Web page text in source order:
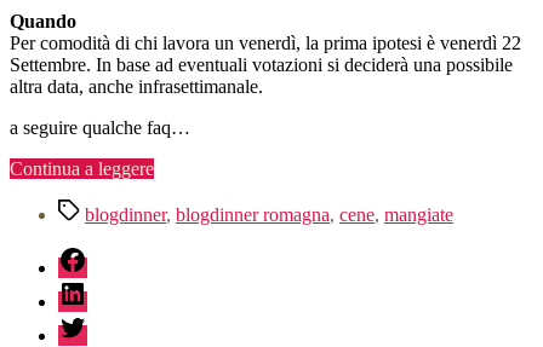
Quando
Per comodità di chi lavora un venerdì, la prima ipotesi è venerdì 22
Settembre. In base ad eventuali votazioni si deciderà una possibile
altra data, anche infrasettimanale.
a seguire qualche faq…
Continua a leggere“Blogdinner
Tagblogdinner, blogdinner romagna, cene, mangiate
fb
linkedin
twitter